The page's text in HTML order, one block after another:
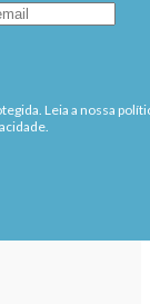
Leia a nossa